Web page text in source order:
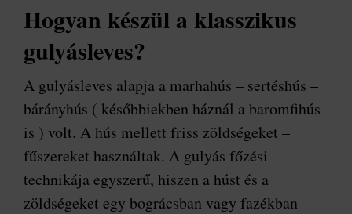
Hogyan készül a klasszikus
gulyásleves?
A gulyásleves alapja a marhahús – sertéshús –
bárányhús ( későbbiekben háznál a baromfihús
is ) volt. A hús mellett friss zöldségeket –
fűszereket használtak. A gulyás főzési
technikája egyszerű, hiszen a húst és a
zöldségeket egy bográcsban vagy fazékban